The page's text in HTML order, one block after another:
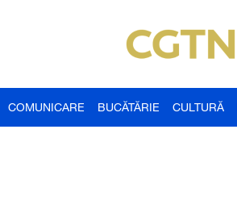
COMUNICARE BUCĂTĂRIE CULTURĂ